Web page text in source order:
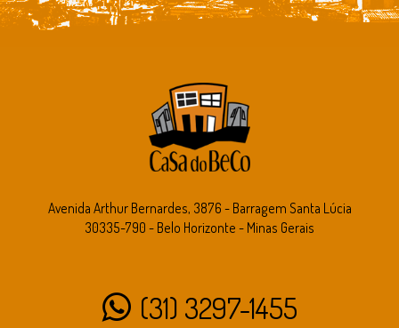
Avenida Arthur Bernardes, 3876 - Barragem Santa Lúcia
30335-790 - Belo Horizonte - Minas Gerais
(31) 3297-1455